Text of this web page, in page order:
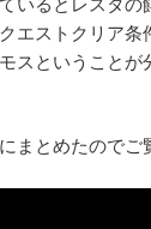
エストクリア条
スということが
まとめたのでご